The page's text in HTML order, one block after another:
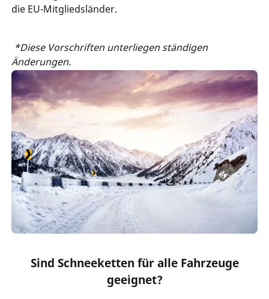
die EU-Mitgliedsländer.
*Diese Vorschriften unterliegen ständigen
Änderungen.
Sind Schneeketten für alle Fahrzeuge
geeignet?